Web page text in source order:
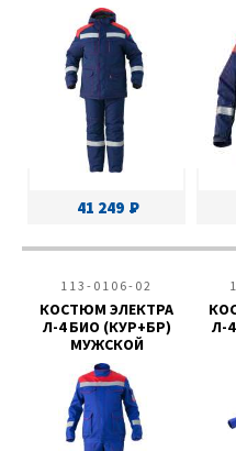
41 249
113-0106-02
КОСТЮМ ЭЛЕКТРА
Л-4 БИО (КУР+БР)
МУЖСКОЙ
Л-